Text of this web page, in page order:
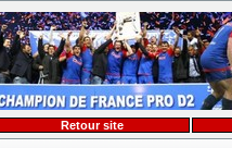
Retour site